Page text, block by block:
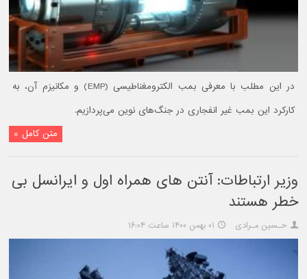
در این مطلب با معرفی بمب الکترومغناطیسی (EMP) و مکانیزم آن، به
کارکرد این بمب غیر انفجاری در جنگ‌های نوین می‌پردازیم.
متن کامل »
وزیر ارتباطات: آنتن های همراه اول و ایرانسل بی
خطر هستند
حـسین مـرادی ۰۱ بهمن ۱۴۰۰ ساعت ۱۶:۰۴